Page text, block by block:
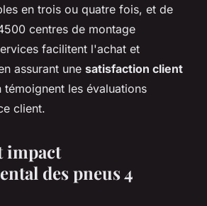
en trois ou quatre fois, et de
centres de montage
facilitent l'achat et
assurant une satisfaction client
témoignent les évaluations
client.
impact
des pneus 4